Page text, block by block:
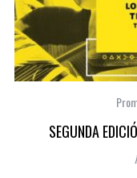
SEGUNDA